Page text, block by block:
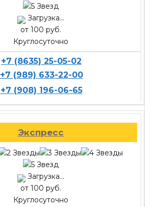
Загрузка...
от 100 руб.
Круглосуточно
+7 (8635) 25-05-02
+7 (989) 633-22-00
+7 (908) 196-06-65
Экспресс
Загрузка...
от 100 руб.
Круглосуточно